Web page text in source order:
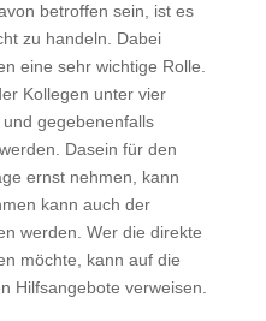
betroffen sein, ist es
zu handeln. Dabei
eine sehr wichtige Rolle.
Kollegen unter vier
gegebenenfalls
Dasein für den
ernst nehmen, kann
kann auch der
werden. Wer die direkte
möchte, kann auf die
Hilfsangebote verweisen.